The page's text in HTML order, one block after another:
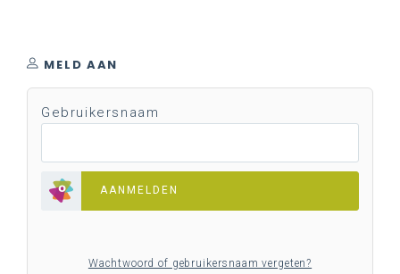
MELD AAN
Gebruikersnaam
AANMELDEN
Wachtwoord of gebruikersnaam vergeten?